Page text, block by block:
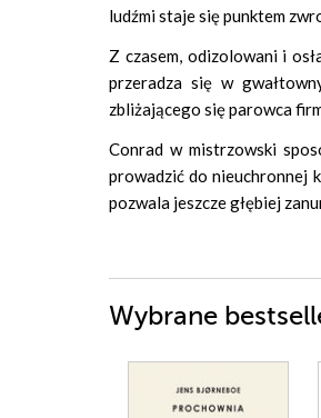
ludźmi staje się punktem
Z czasem, odizolowani i
przeradza się w
zbliżającego się parowca
Conrad w mistrzowski
prowadzić do nieuchronnej
pozwala jeszcze głębiej
Wybrane